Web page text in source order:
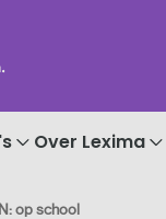
Over Lexima
op school